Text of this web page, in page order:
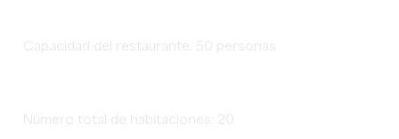
Capacidad del restaurante: 50 personas
Número total de habitaciones: 20